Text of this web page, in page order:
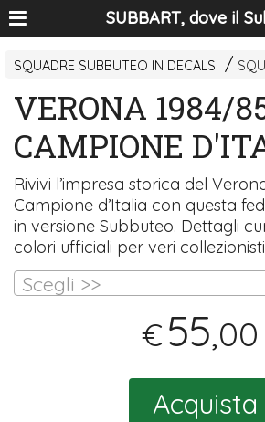
SQUADRE SUBBUTEO IN DECALS
VERONA 1984/
CAMPIONE
Rivivi l’impresa storica del
Campione d’Italia con questa
in versione Subbuteo. Dettagli
colori ufficiali per veri
Scegli >>
€55,00
Acquista